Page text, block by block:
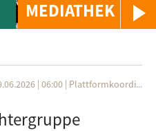
MEDIATHEK
| 06:00 | Plattformkoordi...